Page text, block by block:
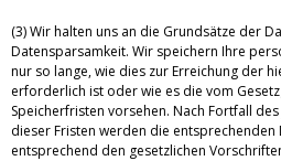
(3) Wir halten uns an die Grundsätze der
Datensparsamkeit. Wir speichern Ihre
nur so lange, wie dies zur Erreichung der
erforderlich ist oder wie es die vom
Speicherfristen vorsehen. Nach Fortfall
dieser Fristen werden die
entsprechend den gesetzlichen